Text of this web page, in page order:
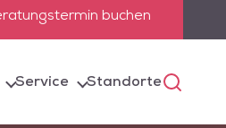
buchen
Service Standorte